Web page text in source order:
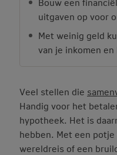
uitgaven op voor
Met weinig geld
van je inkomen
Veel stellen die
Handig voor het
hypotheek. Het is
hebben. Met een
wereldreis of een